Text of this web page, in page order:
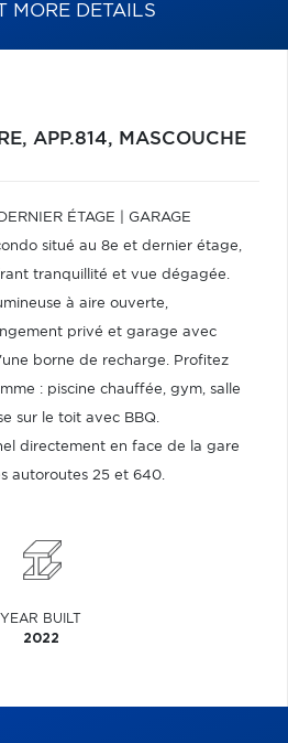
MORE DETAILS
APP.814, MASCOUCHE
ÉTAGE | GARAGE
situé au 8e et dernier étage,
tranquillité et vue dégagée.
à aire ouverte,
privé et garage avec
borne de recharge. Profitez
: piscine chauffée, gym, salle
sur le toit avec BBQ.
directement en face de la gare
autoroutes 25 et 640.
YEAR BUILT
2022